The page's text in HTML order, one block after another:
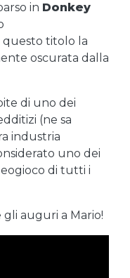
in Donkey
questo titolo la
oscurata dalla
di uno dei
(ne sa
industria
uno dei
di tutti i
auguri a Mario!